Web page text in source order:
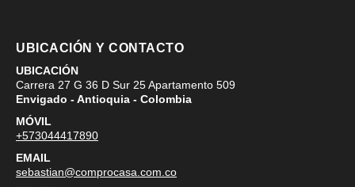
UBICACIÓN Y CONTACTO
UBICACIÓN
Carrera 27 G 36 D Sur 25 Apartamento 509
Envigado - Antioquia - Colombia
MÓVIL
+573044417890
EMAIL
sebastian@comprocasa.com.co